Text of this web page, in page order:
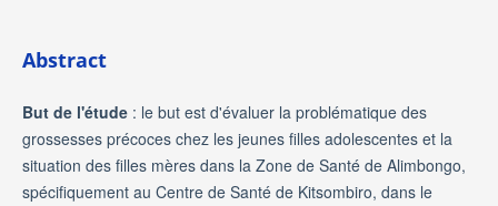
Abstract
But de l'étude: le but est d'évaluer la problématique des
grossesses précoces chez les jeunes filles adolescentes et la
situation des filles mères dans la Zone de Santé de Alimbongo,
spécifiquement au Centre de Santé de Kitsombiro, dans le